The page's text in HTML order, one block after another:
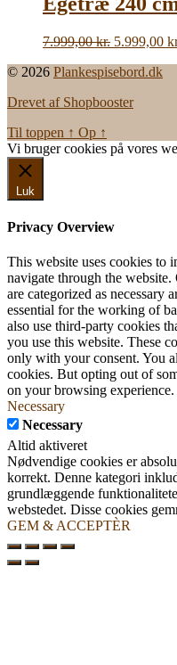
7.999,00kr. Den
pris
7.999,00 kr..
5.999,00
© 2026 Plankespisebord.dk
Drevet af Shopbooster
Til toppen ↑ Op ↑
Vi bruger cookies på vores
Luk
Privacy Overview
This website uses cookies to
navigate through the
are categorized as necessary
essential for the working of
also use third-party cookies
you use this website. These
only with your consent. You
cookies. But opting out of
on your browsing experience.
Necessary
Necessary
Altid aktiveret
Nødvendige cookies er
korrekt. Denne kategori
grundlæggende
webstedet. Disse cookies
GEM & ACCEPTÈR